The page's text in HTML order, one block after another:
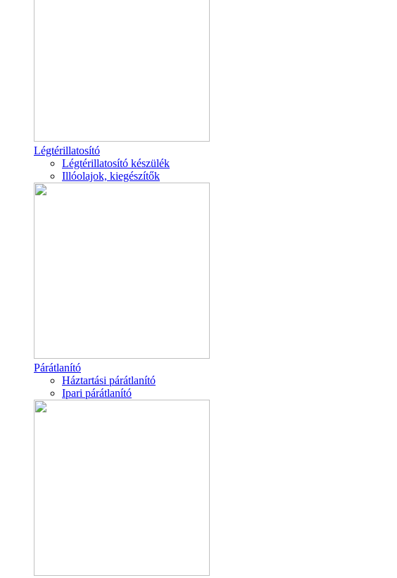
Légtérillatosító
Légtérillatosító készülék
Illóolajok, kiegészítők
Párátlanító
Háztartási párátlanító
Ipari párátlanító